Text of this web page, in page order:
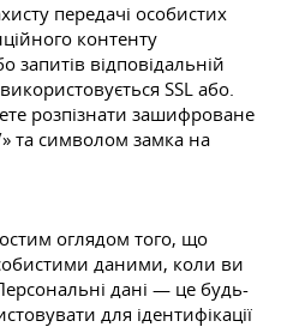
передачі особистих
контенту
відповідальній
SSL або.
розпізнати зашифроване
та символом замка на
оглядом того, що
даними, коли ви
дані — це будь-
для ідентифікації